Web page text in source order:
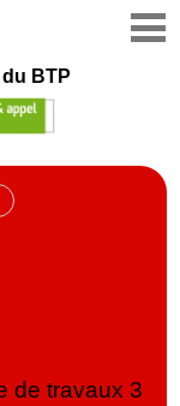
BTP
de travaux 3